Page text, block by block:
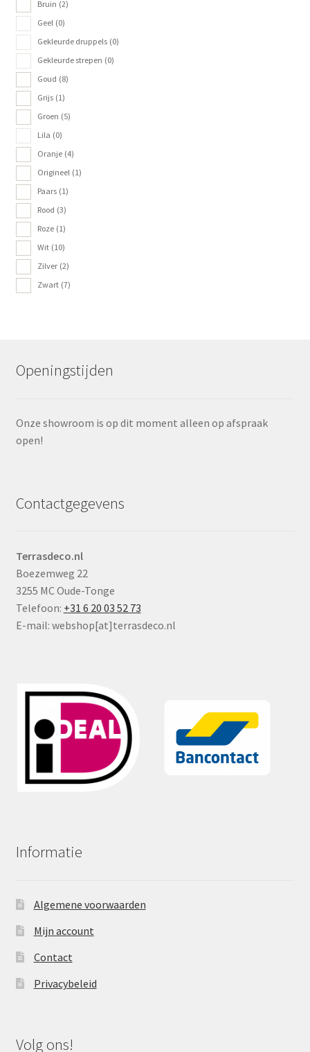
Bruin (2)
Geel (0)
Gekleurde druppels (0)
Gekleurde strepen (0)
Goud (8)
Grijs (1)
Groen (5)
Lila (0)
Oranje (4)
Origineel (1)
Paars (1)
Rood (3)
Roze (1)
Wit (10)
Zilver (2)
Zwart (7)
Openingstijden
Onze showroom is op dit moment alleen op afspraak
open!
Contactgegevens
Terrasdeco.nl
Boezemweg 22
3255 MC Oude-Tonge
Telefoon: +31 6 20 03 52 73
E-mail: webshop[at]terrasdeco.nl
Informatie
Algemene voorwaarden
Mijn account
Contact
Privacybeleid
Volg ons!